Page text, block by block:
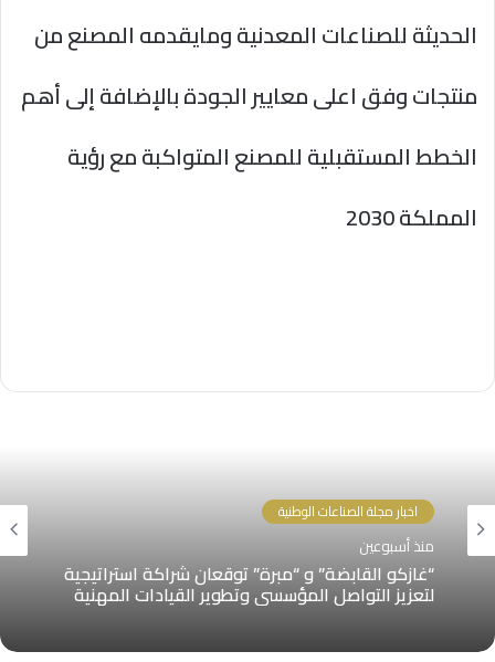
الحديثة للصناعات المعدنية ومايقدمه المصنع من
منتجات وفق اعلى معايير الجودة بالإضافة إلى أهم
الخطط المستقبلية للمصنع المتواكبة مع رؤية
المملكة 2030
اخبار مجلة الصناعات الوطنية
منذ أسبوعين
“غازكو القابضة” و “مبرة” توقعان شراكة استراتيجية
لتعزيز التواصل المؤسسي وتطوير القيادات المهنية